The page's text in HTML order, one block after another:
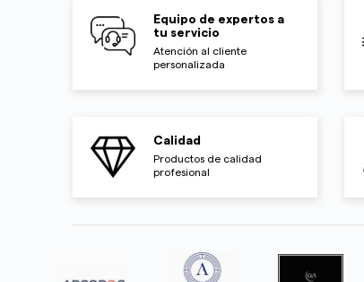
Equipo de expertos a
tu servicio
Atención al cliente
personalizada
Calidad
Productos de calidad
profesional